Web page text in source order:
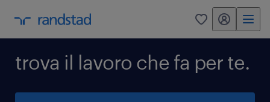
0 my randstad
trova il lavoro che fa per te.